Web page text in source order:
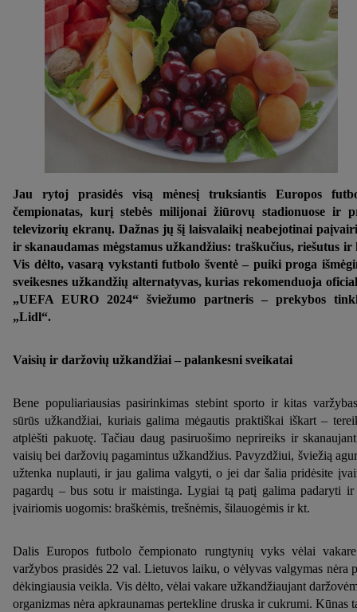
Jau rytoj prasidės visą mėnesį truksiantis Europos
čempionatas, kurį stebės milijonai žiūrovų stadionuose ir
televizorių ekranų. Dažnas jų šį laisvalaikį neabejotinai
ir skanaudamas mėgstamus užkandžius: traškučius, riešutus ir
Vis dėlto, vasarą vykstanti futbolo šventė – puiki proga
sveikesnes užkandžių alternatyvas, kurias rekomenduoja
„UEFA EURO 2024“ šviežumo partneris – prekybos
„Lidl“.
Vaisių ir daržovių užkandžiai – palankesni sveikatai
Bene populiariausias pasirinkimas stebint sporto ir kitas
sūrūs užkandžiai, kuriais galima mėgautis praktiškai iškart –
atplėšti pakuotę. Tačiau daug pasiruošimo neprireiks ir
vaisių bei daržovių pagamintus užkandžius. Pavyzdžiui, šviežią
užtenka nuplauti, ir jau galima valgyti, o jei dar šalia pridėsite
pagardų – bus sotu ir maistinga. Lygiai tą patį galima padaryti ir
įvairiomis uogomis: braškėmis, trešnėmis, šilauogėmis ir kt.
Dalis Europos futbolo čempionato rungtynių vyks vėlai
varžybos prasidės 22 val. Lietuvos laiku, o vėlyvas valgymas nėra
dėkingiausia veikla. Vis dėlto, vėlai vakare užkandžiaujant
organizmas nėra apkraunamas pertekline druska ir cukrumi. Kūnas